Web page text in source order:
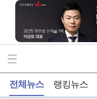
전체뉴스 랭킹뉴스